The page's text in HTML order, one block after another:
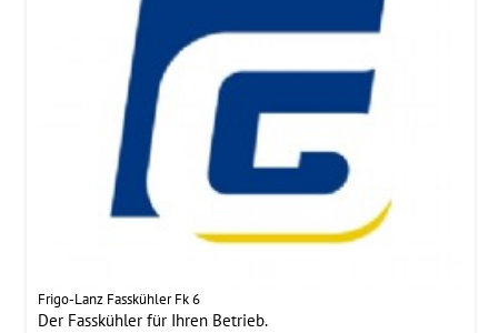
Frigo-Lanz Fasskühler Fk 6
Der Fasskühler für Ihren Betrieb.